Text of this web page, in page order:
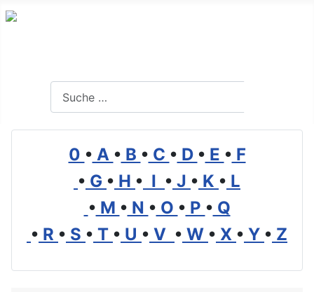
0 • A • B • C • D • E • F
• G • H • I • J • K • L
• M • N • O • P • Q
• R • S • T • U • V • W • X • Y • Z